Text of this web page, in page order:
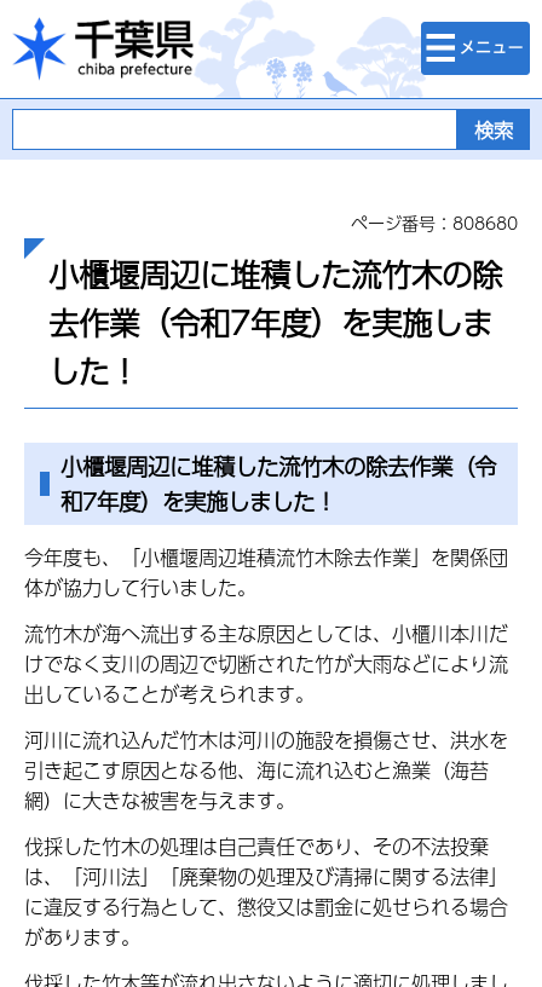
千葉県
検索・メニュ
ー
ページ番号：808680
小櫃堰周辺に堆積した流竹木の除
去作業（令和7年度）を実施しま
した！
小櫃堰周辺に堆積した流竹木の除去作業（令
和7年度）を実施しました！
今年度も、「小櫃堰周辺堆積流竹木除去作業」を関係団
体が協力して行いました。
流竹木が海へ流出する主な原因としては、小櫃川本川だ
けでなく支川の周辺で切断された竹が大雨などにより流
出していることが考えられます。
河川に流れ込んだ竹木は河川の施設を損傷させ、洪水を
引き起こす原因となる他、海に流れ込むと漁業（海苔
網）に大きな被害を与えます。
伐採した竹木の処理は自己責任であり、その不法投棄
は、「河川法」「廃棄物の処理及び清掃に関する法律」
に違反する行為として、懲役又は罰金に処せられる場合
があります。